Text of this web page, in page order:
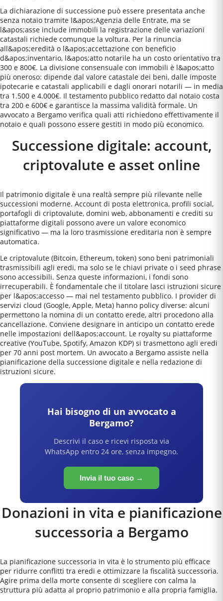
La dichiarazione di successione può essere presentata anche
senza notaio tramite l&apos;Agenzia delle Entrate, ma se
l&apos;asse include immobili la registrazione delle variazioni
catastali richiede comunque la voltura. Per la rinuncia
all&apos;eredità o l&apos;accettazione con beneficio
d&apos;inventario, l&apos;atto notarile ha un costo orientativo tra
300 e 800€. La divisione consensuale con immobili è l&apos;atto
più oneroso: dipende dal valore catastale dei beni, dalle imposte
ipotecarie e catastali applicabili e dagli onorari notarili — in media
tra 1.500 e 4.000€. Il testamento pubblico redatto dal notaio costa
tra 200 e 600€ e garantisce la massima validità formale. Un
avvocato a Bergamo verifica quali atti richiedono effettivamente il
notaio e quali possono essere gestiti in modo più economico.
Successione digitale: account,
criptovalute e asset online
Il patrimonio digitale è una realtà sempre più rilevante nelle
successioni moderne. Account di posta elettronica, profili social,
portafogli di criptovalute, domini web, abbonamenti e crediti su
piattaforme digitali possono avere un valore economico
significativo — ma la loro trasmissione ereditaria non è sempre
automatica.
Le criptovalute (Bitcoin, Ethereum, token) sono beni patrimoniali
trasmissibili agli eredi, ma solo se le chiavi private o i seed phrase
sono accessibili. Senza queste informazioni, i fondi sono
irrecuperabili. È fondamentale che il titolare lasci istruzioni sicure
per l&apos;accesso — mai nel testamento pubblico. I provider di
servizi cloud (Google, Apple, Meta) hanno policy diverse: alcuni
permettono la nomina di un contatto erede, altri procedono alla
cancellazione. Conviene designare in anticipo un contatto erede
nelle impostazioni dell&apos;account. Le royalty su piattaforme
creative (YouTube, Spotify, Amazon KDP) si trasmettono agli eredi
per 70 anni post mortem. Un avvocato a Bergamo assiste nella
pianificazione della successione digitale e nella redazione di
istruzioni sicure.
Hai bisogno di un avvocato a
Bergamo?
Descrivi il caso e ricevi risposta via
WhatsApp entro 24 ore, senza impegno.
Invia il tuo caso →
Donazioni in vita e pianificazione
successoria a Bergamo
La pianificazione successoria in vita è lo strumento più efficace
per ridurre conflitti tra eredi e ottimizzare la fiscalità successoria.
Agire prima della morte consente di scegliere con calma la
struttura più adatta al proprio patrimonio e alla propria famiglia.